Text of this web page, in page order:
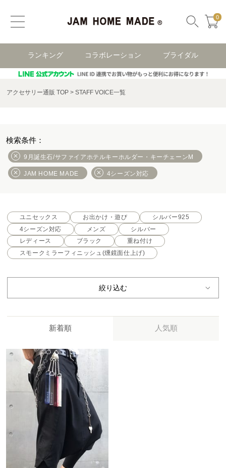
0
ランキング コラボレーション ブライダル
アクセサリー通販 TOP STAFF VOICE一覧
9月誕生石/サファイアホテルキーホルダー・キーチェーンM
JAM HOME MADE 4シーズン対応
ユニセックス お出かけ・遊び
シルバー925
4シーズン対応
メンズ
シルバー
レディース
ブラック
重ね付け
スモークミラーフィニッシュ(燻鏡面仕上げ)
絞り込む
新着順 人気順